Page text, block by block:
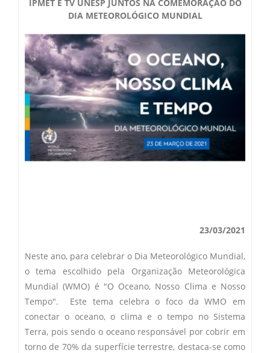
Radar GIS Local
Radar PPI GIS
Alertas no Telegram
Alertas na sua Cidade
Chuva Bauru
Satélite GIS + Radar
Estação Meteorológica
Previsão Cidades
Modelo Global GFS
Modelo Regional WRF
Desastres Naturais
Balanços Mensais
Estações do Ano
Laudos Meteorológicos
Treinamento
Solicitação de Dados
Agendamento de Visitas
Informações
Histórico
Saiba Mais
Notícias
Contato
Perguntas Frequentes
IPMET E TV UNESP JUNTOS NA COMEMORAÇÃO DO
DIA METEOROLÓGICO MUNDIAL
23/03/2021
Neste ano, para celebrar o Dia Meteorológico Mundial,
o tema escolhido pela Organização Meteorológica
Mundial (WMO) é "O Oceano, Nosso Clima e Nosso
Tempo". Este tema celebra o foco da WMO em
conectar o oceano, o clima e o tempo no Sistema
Terra, pois sendo o oceano responsável por cobrir em
torno de 70% da superfície terrestre, destaca-se como